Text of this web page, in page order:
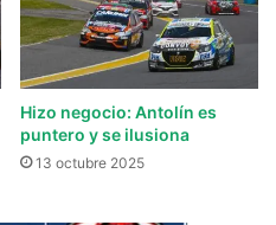
Hizo negocio: Antolín es
puntero y se ilusiona
13 octubre 2025